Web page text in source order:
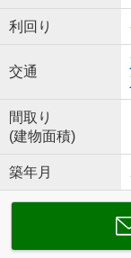
利回り
交通
間取り
(建物面積)
築年月